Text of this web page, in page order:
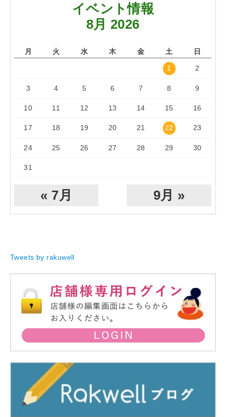
イベント情報
8月 2026
月 火 水 木 金 土 日
1 2
3 4 5 6 7 8 9
10 11 12 13 14 15 16
17 18 19 20 21 22 23
24 25 26 27 28 29 30
31
« 7月 9月 »
Tweets by rakuwell